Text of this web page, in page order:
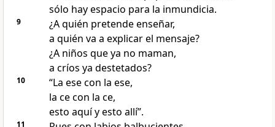
sólo hay espacio para la inmundicia.
9
¿A quién pretende enseñar,
a quién va a explicar el mensaje?
¿A niños que ya no maman,
a críos ya destetados?
10
“La ese con la ese,
la ce con la ce,
esto aquí y esto allí”.
11